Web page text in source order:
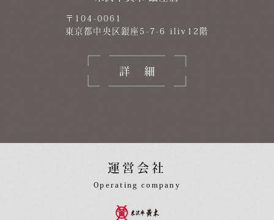
〒104-0061
東京都中央区銀座5-7-6 iliv12階
詳細
運営会社
Operating company